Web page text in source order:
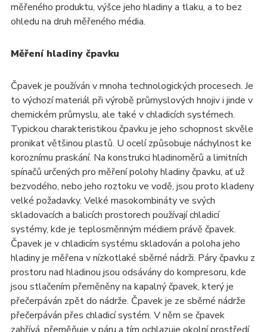
měřeného produktu, výšce jeho hladiny a tlaku, a to bez
ohledu na druh měřeného média.
Měření hladiny čpavku
Čpavek je používán v mnoha technologických procesech. Je
to výchozí materiál při výrobě průmyslových hnojiv i jinde v
chemickém průmyslu, ale také v chladicích systémech.
Typickou charakteristikou čpavku je jeho schopnost skvěle
pronikat většinou plastů. U ocelí způsobuje náchylnost ke
koroznímu praskání. Na konstrukci hladinoměrů a limitních
spínačů určených pro měření polohy hladiny čpavku, ať už
bezvodého, nebo jeho roztoku ve vodě, jsou proto kladeny
velké požadavky. Velké masokombináty ve svých
skladovacích a balicích prostorech používají chladicí
systémy, kde je teplosměnným médiem právě čpavek.
Čpavek je v chladicím systému skladován a poloha jeho
hladiny je měřena v nízkotlaké sběrné nádrži. Páry čpavku z
prostoru nad hladinou jsou odsávány do kompresoru, kde
jsou stlačením přeměněny na kapalný čpavek, který je
přečerpáván zpět do nádrže. Čpavek je ze sběrné nádrže
přečerpáván přes chladicí systém. V něm se čpavek